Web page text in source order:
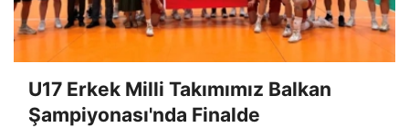
U17 Erkek Milli Takımımız Balkan
Şampiyonası'nda Finalde